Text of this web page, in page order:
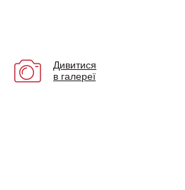
Дивитися
в галереї